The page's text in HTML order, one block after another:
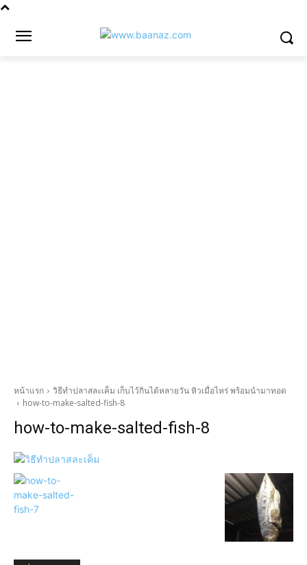
หน้าแรก
วิธีทำปลาสละเค็ม เก็บไว้กินได้หลายวัน หิวเมื่อไหร่ พร้อมนำมาทอด
how-to-make-salted-fish-8
how-to-make-salted-fish-8